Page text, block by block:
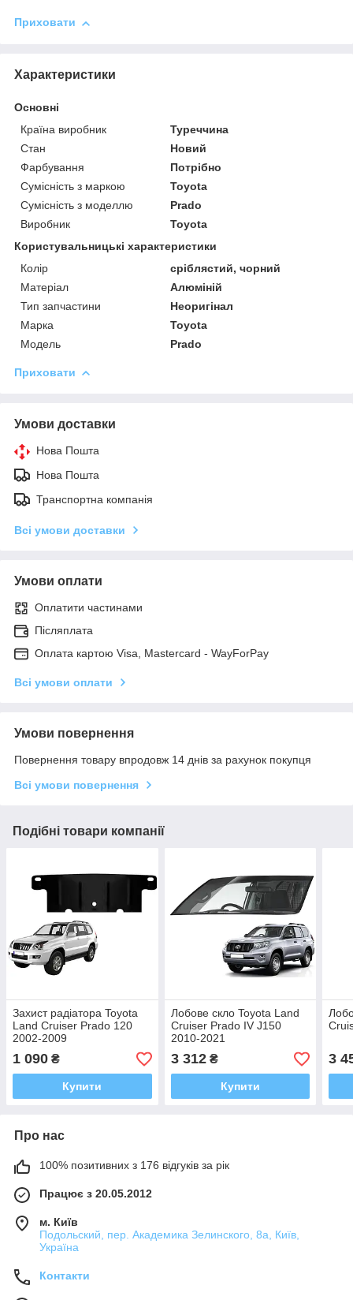
Приховати
Характеристики
Основні
Країна виробник
Туреччина
Стан
Новий
Фарбування
Потрібно
Сумісність з маркою
Toyota
Сумісність з моделлю
Prado
Виробник
Toyota
Користувальницькі характеристики
Колір
сріблястий, чорний
Матеріал
Алюміній
Тип запчастини
Неоригінал
Марка
Toyota
Модель
Prado
Приховати
Умови доставки
Нова Пошта
Нова Пошта
Транспортна компанія
Всі умови доставки
Умови оплати
Оплатити частинами
Післяплата
Оплата картою Visa, Mastercard - WayForPay
Всі умови оплати
Умови повернення
Повернення товару впродовж 14 днів за рахунок покупця
Всі умови повернення
Подібні товари компанії
Захист радіатора Toyota
Land Cruiser Prado 120
2002-2009
1 090 ₴
Купити
Лобове скло Toyota Land
Cruiser Prado IV J150
2010-2021
3 312₴
Купити
3
Про нас
100% позитивних з 176 відгуків за рік
Працює з 20.05.2012
м. Київ
Подольский, пер. Академика Зелинского, 8а, Київ,
Україна
Контакти